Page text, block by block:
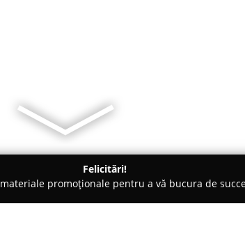
Felicitări!
promoționale pentru a vă bucura de